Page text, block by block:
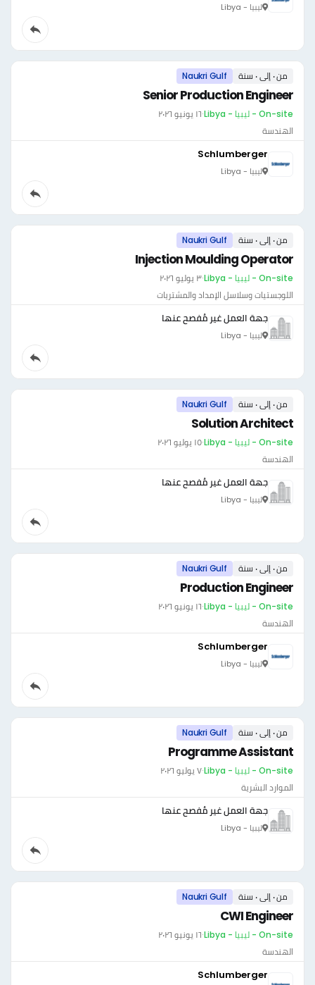
ليبيا - Libya
من ٠ إلى ٠ سنة Naukri Gulf
Senior Production Engineer
On-site - ليبيا - Libya ·١٦ يونيو ٢٠٢٦
الهندسة
Schlumberger
ليبيا - Libya
من ٠ إلى ٠ سنة Naukri Gulf
Injection Moulding Operator
On-site - ليبيا - Libya ·٣ يوليو ٢٠٢٦
اللوجستيات وسلاسل الإمداد والمشتريات
جهة العمل غير مُفصح عنها
ليبيا - Libya
من ٠ إلى ٠ سنة Naukri Gulf
Solution Architect
On-site - ليبيا - Libya ·١٥ يوليو ٢٠٢٦
الهندسة
جهة العمل غير مُفصح عنها
ليبيا - Libya
من ٠ إلى ٠ سنة Naukri Gulf
Production Engineer
On-site - ليبيا - Libya ·١٦ يونيو ٢٠٢٦
الهندسة
Schlumberger
ليبيا - Libya
من ٠ إلى ٠ سنة Naukri Gulf
Programme Assistant
On-site - ليبيا - Libya ·٧ يوليو ٢٠٢٦
الموارد البشرية
جهة العمل غير مُفصح عنها
ليبيا - Libya
من ٠ إلى ٠ سنة Naukri Gulf
CWI Engineer
On-site - ليبيا - Libya ·١٦ يونيو ٢٠٢٦
الهندسة
Schlumberger